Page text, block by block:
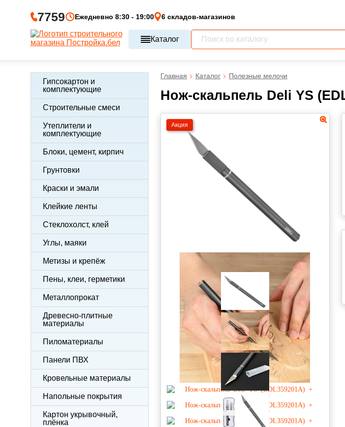
7759 Ежедневно 8:30 - 19:00 6 складов-магазинов
Каталог
Гипсокартон и
комплектующие
Строительные смеси
Утеплители и
комплектующие
Блоки, цемент, кирпич
Грунтовки
Краски и эмали
Клейкие ленты
Стеклохолст, клей
Углы, маяки
Метизы и крепёж
Пены, клеи, герметики
Металлопрокат
Древесно-плитные
материалы
Пиломатериалы
Панели ПВХ
Кровельные материалы
Напольные покрытия
Картон укрывочный,
плёнка
Главная Каталог Полезные мелочи
Нож-скальпель Deli YS
Акция